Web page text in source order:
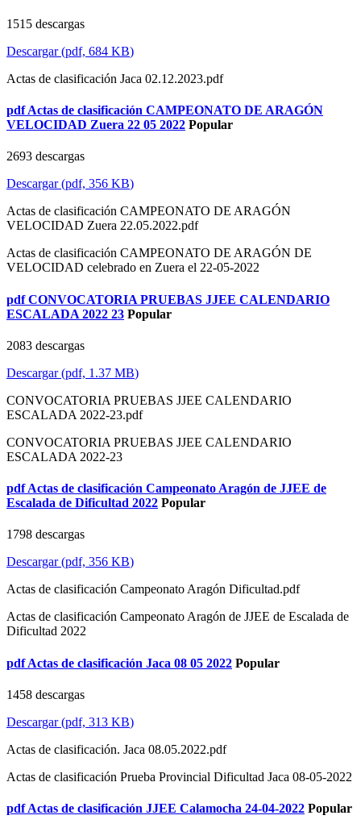
1515 descargas
Descargar(pdf, 684 KB)
Actas de clasificación Jaca 02.12.2023.pdf
pdf Actas de clasificación CAMPEONATO DE ARAGÓN
VELOCIDAD Zuera 22 05 2022 Popular
2693 descargas
Descargar(pdf, 356 KB)
Actas de clasificación CAMPEONATO DE ARAGÓN
VELOCIDAD Zuera 22.05.2022.pdf
Actas de clasificación CAMPEONATO DE ARAGÓN DE
VELOCIDAD celebrado en Zuera el 22-05-2022
pdf CONVOCATORIA PRUEBAS JJEE CALENDARIO
ESCALADA 2022 23 Popular
2083 descargas
Descargar(pdf, 1.37 MB)
CONVOCATORIA PRUEBAS JJEE CALENDARIO
ESCALADA 2022-23.pdf
CONVOCATORIA PRUEBAS JJEE CALENDARIO
ESCALADA 2022-23
pdf Actas de clasificación Campeonato Aragón de JJEE de
Escalada de Dificultad 2022 Popular
1798 descargas
Descargar(pdf, 356 KB)
Actas de clasificación Campeonato Aragón Dificultad.pdf
Actas de clasificación Campeonato Aragón de JJEE de Escalada de
Dificultad 2022
pdf Actas de clasificación Jaca 08 05 2022 Popular
1458 descargas
Descargar(pdf, 313 KB)
Actas de clasificación. Jaca 08.05.2022.pdf
Actas de clasificación Prueba Provincial Dificultad Jaca 08-05-2022
pdf Actas de clasificación JJEE Calamocha 24-04-2022 Popular